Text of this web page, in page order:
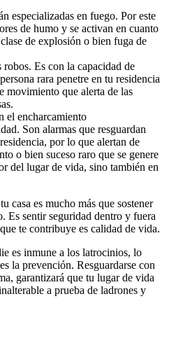
especializadas en fuego. Por este
de humo y se activan en cuanto
de explosión o bien fuga de
robos. Es con la capacidad de
rara penetre en tu residencia
movimiento que alerta de las
el encharcamiento
Son alarmas que resguardan
por lo que alertan de
o bien suceso raro que se genere
del lugar de vida, sino también en
casa es mucho más que sostener
Es sentir seguridad dentro y fuera
te contribuye es calidad de vida.
es inmune a los latrocinios, lo
la prevención. Resguardarse con
garantizará que tu lugar de vida
a prueba de ladrones y